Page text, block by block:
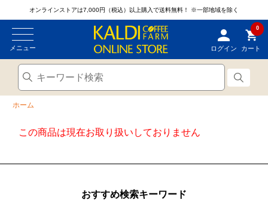
オンラインストアは7,000円（税込）以上購入で送料無料！ ※一部地域を除く
メニュー ログイン
0
カート
ホーム
この商品は現在お取り扱いしておりません
おすすめ検索キーワード